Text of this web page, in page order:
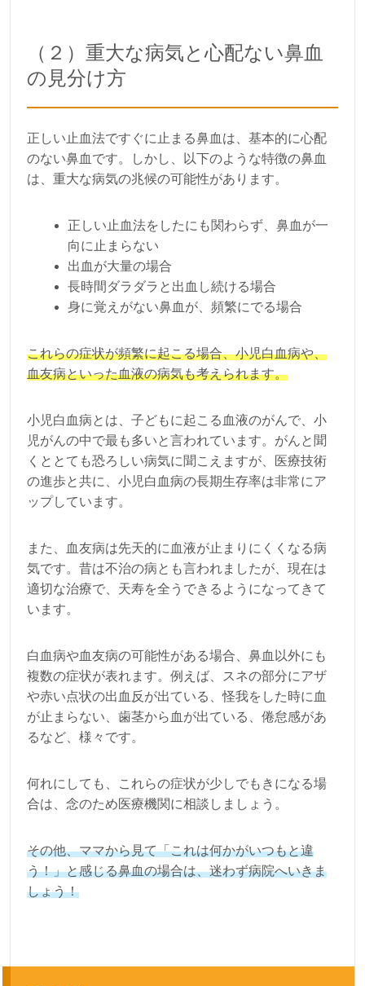
（２）重大な病気と心配ない鼻血
の見分け方
正しい止血法ですぐに止まる鼻血は、基本的に心配
のない鼻血です。しかし、以下のような特徴の鼻血
は、重大な病気の兆候の可能性があります。
正しい止血法をしたにも関わらず、鼻血が一
向に止まらない
出血が大量の場合
長時間ダラダラと出血し続ける場合
身に覚えがない鼻血が、頻繁にでる場合
これらの症状が頻繁に起こる場合、小児白血病や、
血友病といった血液の病気も考えられます。
小児白血病とは、子どもに起こる血液のがんで、小
児がんの中で最も多いと言われています。がんと聞
くととても恐ろしい病気に聞こえますが、医療技術
の進歩と共に、小児白血病の長期生存率は非常にア
ップしています。
また、血友病は先天的に血液が止まりにくくなる病
気です。昔は不治の病とも言われましたが、現在は
適切な治療で、天寿を全うできるようになってきて
います。
白血病や血友病の可能性がある場合、鼻血以外にも
複数の症状が表れます。例えば、スネの部分にアザ
や赤い点状の出血反が出ている、怪我をした時に血
が止まらない、歯茎から血が出ている、倦怠感があ
るなど、様々です。
何れにしても、これらの症状が少しでもきになる場
合は、念のため医療機関に相談しましょう。
その他、ママから見て「これは何かがいつもと違
う！」と感じる鼻血の場合は、迷わず病院へいきま
しょう！